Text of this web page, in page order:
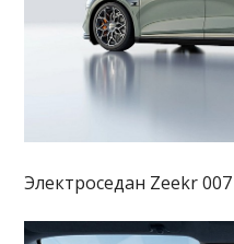
Электроседан Zeekr 007